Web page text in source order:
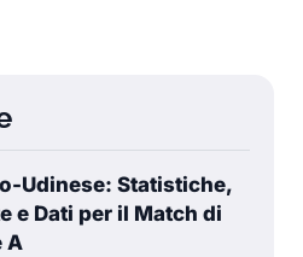
Udinese: Statistiche,
e Dati per il Match di
A